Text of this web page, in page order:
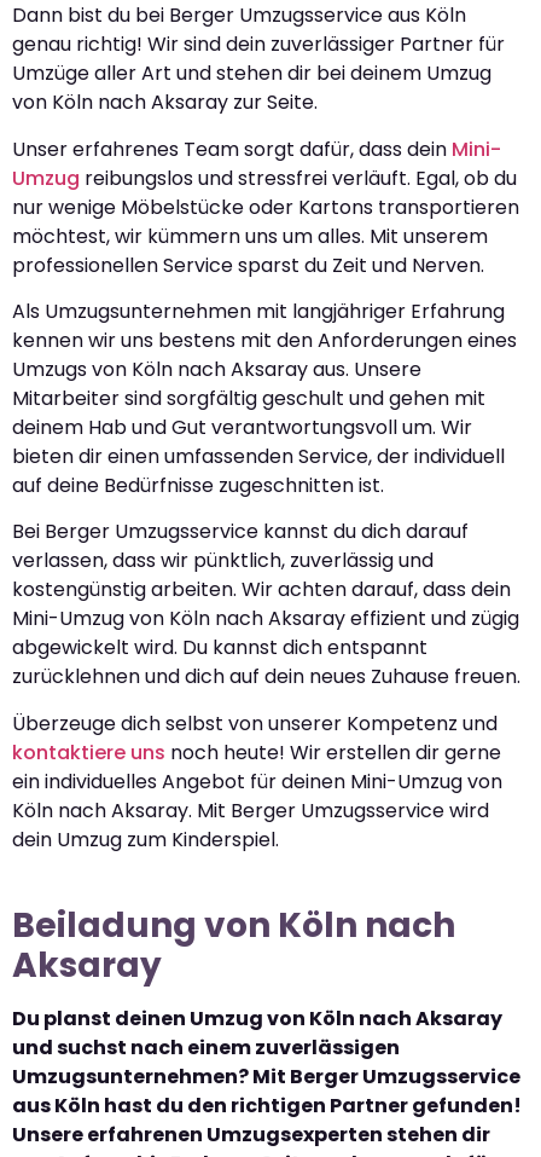
Dann bist du bei Berger Umzugsservice aus Köln
genau richtig! Wir sind dein zuverlässiger Partner für
Umzüge aller Art und stehen dir bei deinem Umzug
von Köln nach Aksaray zur Seite.
Unser erfahrenes Team sorgt dafür, dass dein Mini-
Umzug reibungslos und stressfrei verläuft. Egal, ob du
nur wenige Möbelstücke oder Kartons transportieren
möchtest, wir kümmern uns um alles. Mit unserem
professionellen Service sparst du Zeit und Nerven.
Als Umzugsunternehmen mit langjähriger Erfahrung
kennen wir uns bestens mit den Anforderungen eines
Umzugs von Köln nach Aksaray aus. Unsere
Mitarbeiter sind sorgfältig geschult und gehen mit
deinem Hab und Gut verantwortungsvoll um. Wir
bieten dir einen umfassenden Service, der individuell
auf deine Bedürfnisse zugeschnitten ist.
Bei Berger Umzugsservice kannst du dich darauf
verlassen, dass wir pünktlich, zuverlässig und
kostengünstig arbeiten. Wir achten darauf, dass dein
Mini-Umzug von Köln nach Aksaray effizient und zügig
abgewickelt wird. Du kannst dich entspannt
zurücklehnen und dich auf dein neues Zuhause freuen.
Überzeuge dich selbst von unserer Kompetenz und
kontaktiere uns noch heute! Wir erstellen dir gerne
ein individuelles Angebot für deinen Mini-Umzug von
Köln nach Aksaray. Mit Berger Umzugsservice wird
dein Umzug zum Kinderspiel.
Beiladung von Köln nach
Aksaray
Du planst deinen Umzug von Köln nach Aksaray
und suchst nach einem zuverlässigen
Umzugsunternehmen? Mit Berger Umzugsservice
aus Köln hast du den richtigen Partner gefunden!
Unsere erfahrenen Umzugsexperten stehen dir